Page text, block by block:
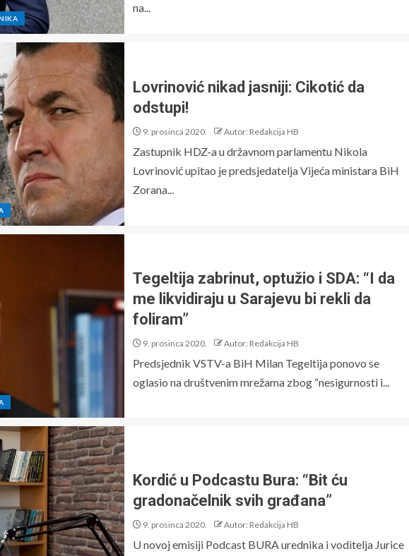
na...
Lovrinović nikad jasniji: Cikotić da
odstupi!
9. prosinca 2020. Autor: Redakcija HB
Zastupnik HDZ-a u državnom parlamentu Nikola
Lovrinović upitao je predsjedatelja Vijeća ministara BiH
Zorana...
Tegeltija zabrinut, optužio i SDA: “I da
me likvidiraju u Sarajevu bi rekli da
foliram”
9. prosinca 2020. Autor: Redakcija HB
Predsjednik VSTV-a BiH Milan Tegeltija ponovo se
oglasio na društvenim mrežama zbog “nesigurnosti i...
Kordić u Podcastu Bura: “Bit ću
gradonačelnik svih građana”
9. prosinca 2020. Autor: Redakcija HB
U novoj emisiji Podcast BURA urednika i voditelja Jurice